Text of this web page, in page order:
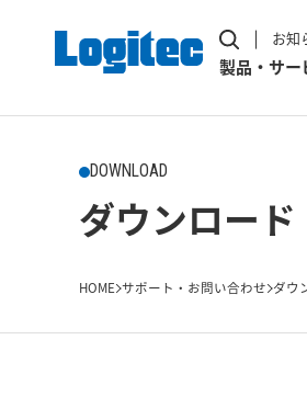
お知
製品・サー
DOWNLOAD
ダウンロード
HOME サポート・お問い合わせ ダウ